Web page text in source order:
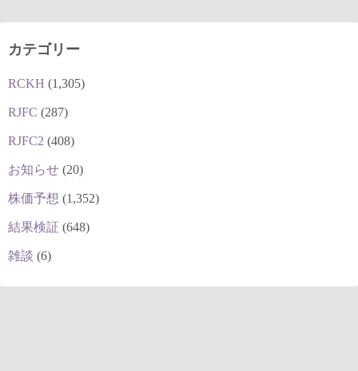
カテゴリー
RCKH (1,305)
RJFC (287)
RJFC2 (408)
お知らせ (20)
株価予想 (1,352)
結果検証 (648)
雑談 (6)